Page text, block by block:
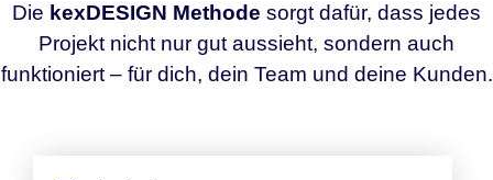
Die kexDESIGN Methode sorgt dafür, dass jedes
Projekt nicht nur gut aussieht, sondern auch
funktioniert – für dich, dein Team und deine Kunden.